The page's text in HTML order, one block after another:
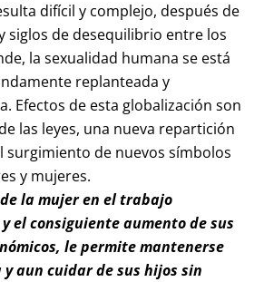
difícil y complejo, después de
siglos de desequilibrio entre los
la sexualidad humana se está
replanteada y
Efectos de esta globalización son
las leyes, una nueva repartición
surgimiento de nuevos símbolos
y mujeres.
la mujer en el trabajo
el consiguiente aumento de sus
le permite mantenerse
y aun cuidar de sus hijos sin